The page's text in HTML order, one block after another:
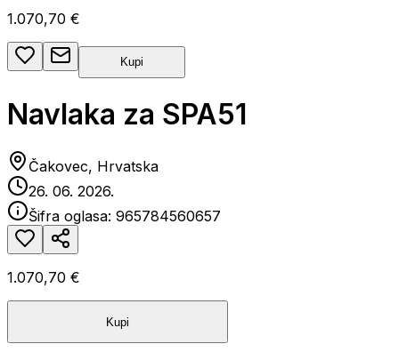
1.070,70 €
Kupi
Navlaka za SPA51
Čakovec, Hrvatska
26. 06. 2026.
Šifra oglasa: 965784560657
1.070,70 €
Kupi